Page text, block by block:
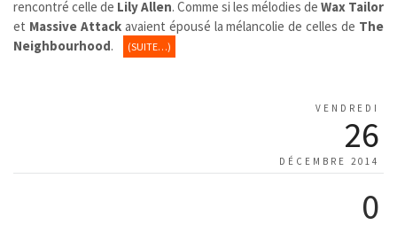
rencontré celle de Lily Allen. Comme si les mélodies de Wax Tailor
et Massive Attackavaient épousé la mélancolie de celles de The
Neighbourhood. (SUITE…)
VENDREDI
26
DÉCEMBRE 2014
0